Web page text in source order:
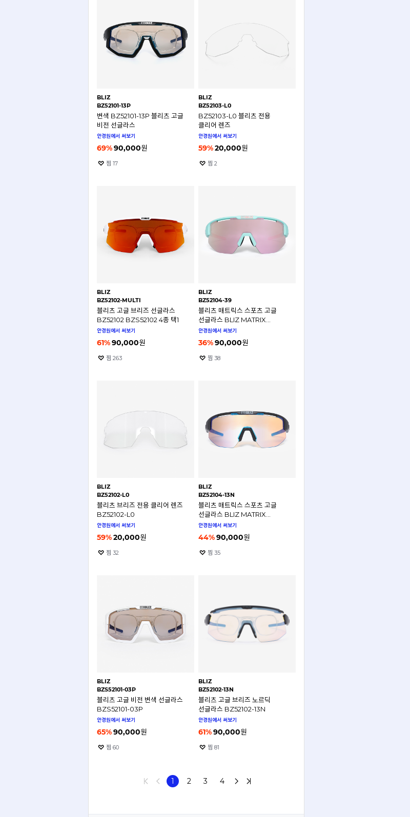
BLIZ
BZ52101-13P
변색 BZ52101-13P 블리츠 고글
비전 선글라스
안경원에서 써보기
69%90,000원
찜 17
BLIZ
BZ52103-L0
BZ52103-L0 블리츠 전용
클리어 렌즈
안경원에서 써보기
59%20,000원
찜 2
BLIZ
BZ52102-MULTI
블리츠 고글 브리즈 선글라스
BZ52102 BZS52102 4종 택1
안경원에서 써보기
61%90,000원
찜 263
BLIZ
BZ52104-39
블리츠 매트릭스 스포츠 고글
선글라스 BLIZ MATRIX
BZ52104-39
안경원에서 써보기
36%90,000원
찜 38
BLIZ
BZ52102-L0
블리츠 브리즈 전용 클리어 렌즈
BZ52102-L0
안경원에서 써보기
59%20,000원
찜 32
BLIZ
BZ52104-13N
블리츠 매트릭스 스포츠 고글
선글라스 BLIZ MATRIX
BZ52104-13N
안경원에서 써보기
44%90,000원
찜 35
BLIZ
BZS52101-03P
블리츠 고글 비전 변색 선글라스
BZS52101-03P
안경원에서 써보기
65%90,000원
찜 60
BLIZ
BZ52102-13N
블리츠 고글 브리즈 노르딕
선글라스 BZ52102-13N
안경원에서 써보기
61%90,000원
찜 81
1 2 3 4